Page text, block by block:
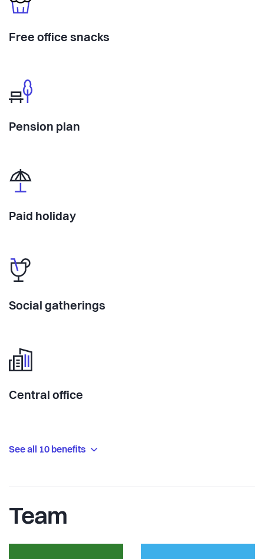
Free office snacks
Pension plan
Paid holiday
Social gatherings
Central office
See all 10 benefits
Team